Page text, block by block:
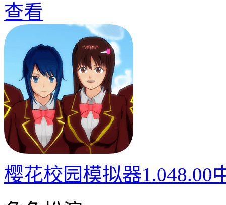
查看
樱花校园模拟器1.048.00